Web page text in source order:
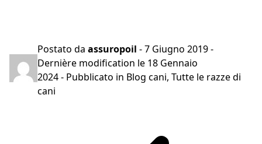
Postato da assuropoil -7 Giugno 2019-
Dernière modification le 18 Gennaio
2024- Pubblicato in Blog cani, Tutte le razze di
cani